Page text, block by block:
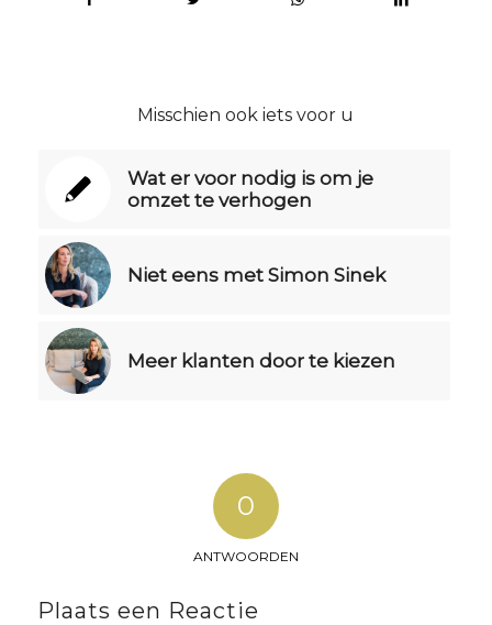
Misschien ook iets voor u
Wat er voor nodig is om je
omzet te verhogen
Niet eens met Simon Sinek
Meer klanten door te kiezen
0
ANTWOORDEN
Plaats een Reactie